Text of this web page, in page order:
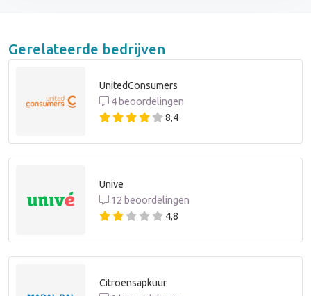
Gerelateerde bedrijven
UnitedConsumers
4 beoordelingen
8,4
Unive
12 beoordelingen
4,8
Citroensapkuur